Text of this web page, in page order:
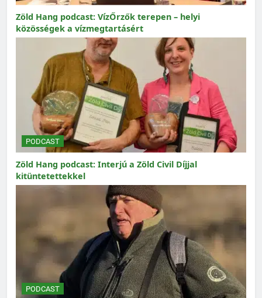
Zöld Hang podcast: VízŐrzők terepen – helyi
közösségek a vízmegtartásért
PODCAST
Zöld Hang podcast: Interjú a Zöld Civil Díjjal
kitüntetettekkel
PODCAST